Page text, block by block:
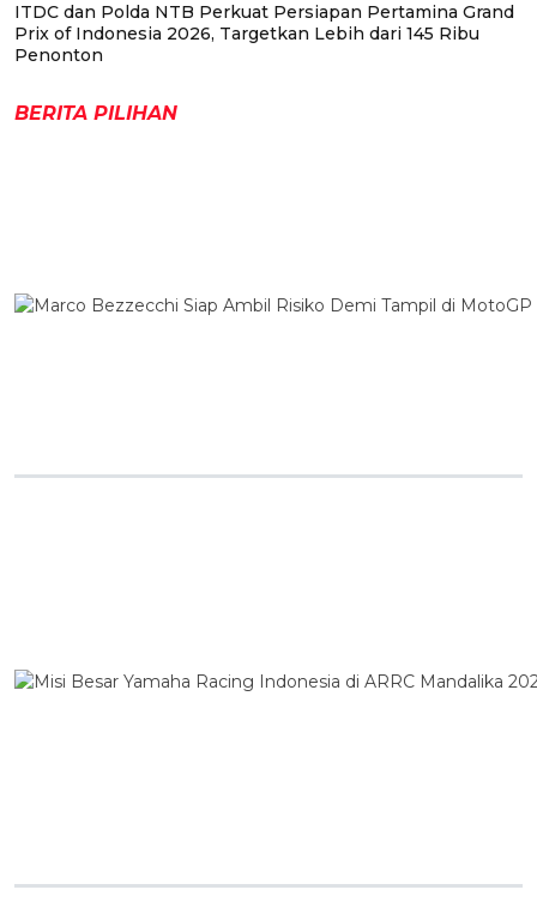
ITDC dan Polda NTB Perkuat Persiapan Pertamina Grand
Prix of Indonesia 2026, Targetkan Lebih dari 145 Ribu
Penonton
BERITA PILIHAN